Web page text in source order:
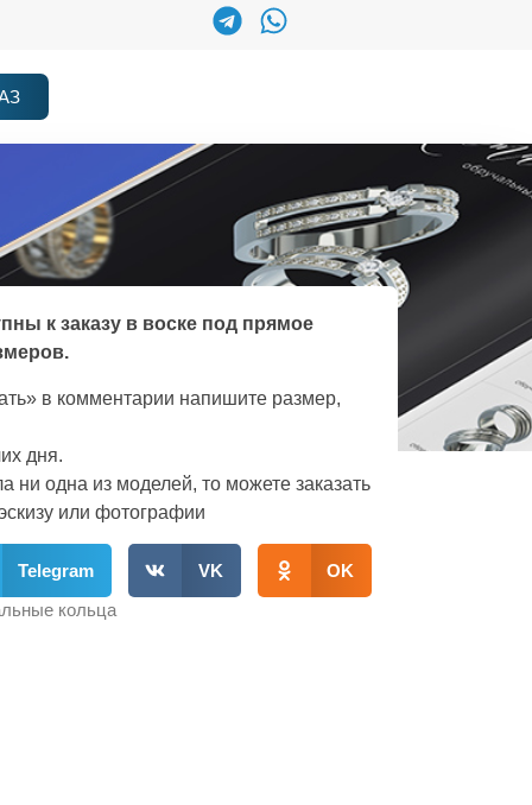
к заказу в воске под прямое
в комментарии напишите размер,
дня.
ни одна из моделей, то можете заказать
или фотографии
Telegram VK
OK
кольца